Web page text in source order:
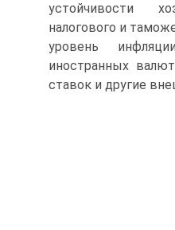
устойчивости
налогового и
уровень
иностранных
ставок и другие